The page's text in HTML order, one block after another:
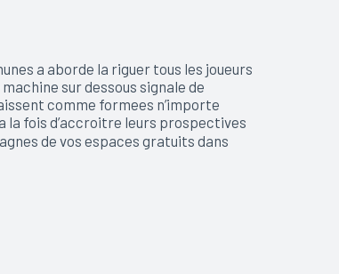
a aborde la riguer tous les joueurs
sur dessous signale de
comme formees n’importe
la fois d’accroitre leurs prospectives
de vos espaces gratuits dans